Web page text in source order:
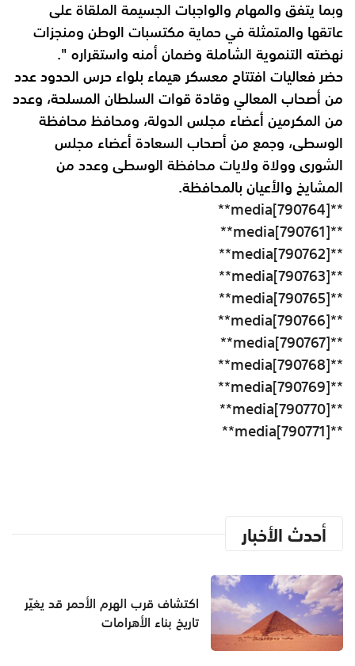
وبما يتفق والمهام والواجباتالجسيمة الملقاة على
عاتقها والمتمثلة في حماية مكتسبات الوطن ومنجزات
نهضتهالتنموية الشاملة وضمان أمنه واستقراره ".
حضر فعاليات افتتاح معسكر هيماء بلواء حرس الحدود عدد
من أصحاب المعالي وقادة قوات السلطان المسلحة، وعدد
من المكرمين أعضاء مجلس الدولة، ومحافظ محافظة
الوسطى، وجمع من أصحاب السعادة أعضاء مجلس
الشورى وولاة ولايات محافظة الوسطى وعدد من
المشايخ والأعيان بالمحافظة.
**media[790764]**
**media[790761]**
**media[790762]**
**media[790763]**
**media[790765]**
**media[790766]**
**media[790767]**
**media[790768]**
**media[790769]**
**media[790770]**
**media[790771]**
أحدث الأخبار
اكتشاف قرب الهرم الأحمر قد يغيّر
تاريخ بناء الأهرامات